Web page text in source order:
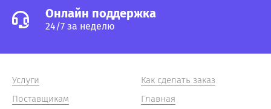
Онлайн поддержка
24/7 за неделю
Услуги
Поставщикам
Как сделать заказ
Главная